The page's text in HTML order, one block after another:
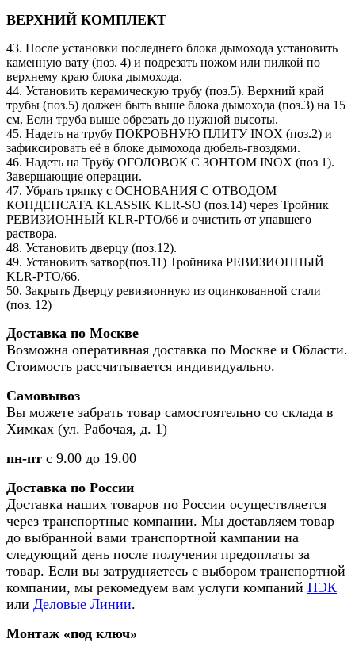
ВЕРХНИЙ КОМПЛЕКТ
43. После установки последнего блока дымохода установить
каменную вату (поз. 4) и подрезать ножом или пилкой по
верхнему краю блока дымохода.
44. Установить керамическую трубу (поз.5). Верхний край
трубы (поз.5) должен быть выше блока дымохода (поз.3) на 15
см. Если труба выше обрезать до нужной высоты.
45. Надеть на трубу ПОКРОВНУЮ ПЛИТУ INOX (поз.2) и
зафиксировать её в блоке дымохода дюбель-гвоздями.
46. Надеть на Трубу ОГОЛОВОК С ЗОНТОМ INOX (поз 1).
Завершающие операции.
47. Убрать тряпку с ОСНОВАНИЯ С ОТВОДОМ
КОНДЕНСАТА KLASSIK KLR-SO (поз.14) через Тройник
РЕВИЗИОННЫЙ KLR-PTO/66 и очистить от упавшего
раствора.
48. Установить дверцу (поз.12).
49. Установить затвор(поз.11) Тройника РЕВИЗИОННЫЙ
KLR-PTO/66.
50. Закрыть Дверцу ревизионную из оцинкованной стали
(поз. 12)
Доставка по Москве
Возможна оперативная доставка по Москве и Области.
Стоимость рассчитывается индивидуально.
Самовывоз
Вы можете забрать товар самостоятельно со склада в
Химках (ул. Рабочая, д. 1)
пн-пт с 9.00 до 19.00
Доставка по России
Доставка наших товаров по России осуществляется
через транспортные компании. Мы доставляем товар
до выбранной вами транспортной кампании на
следующий день после получения предоплаты за
товар. Если вы затрудняетесь с выбором транспортной
компании, мы рекомедуем вам услуги компаний ПЭК
или Деловые Линии.
Монтаж «под ключ»